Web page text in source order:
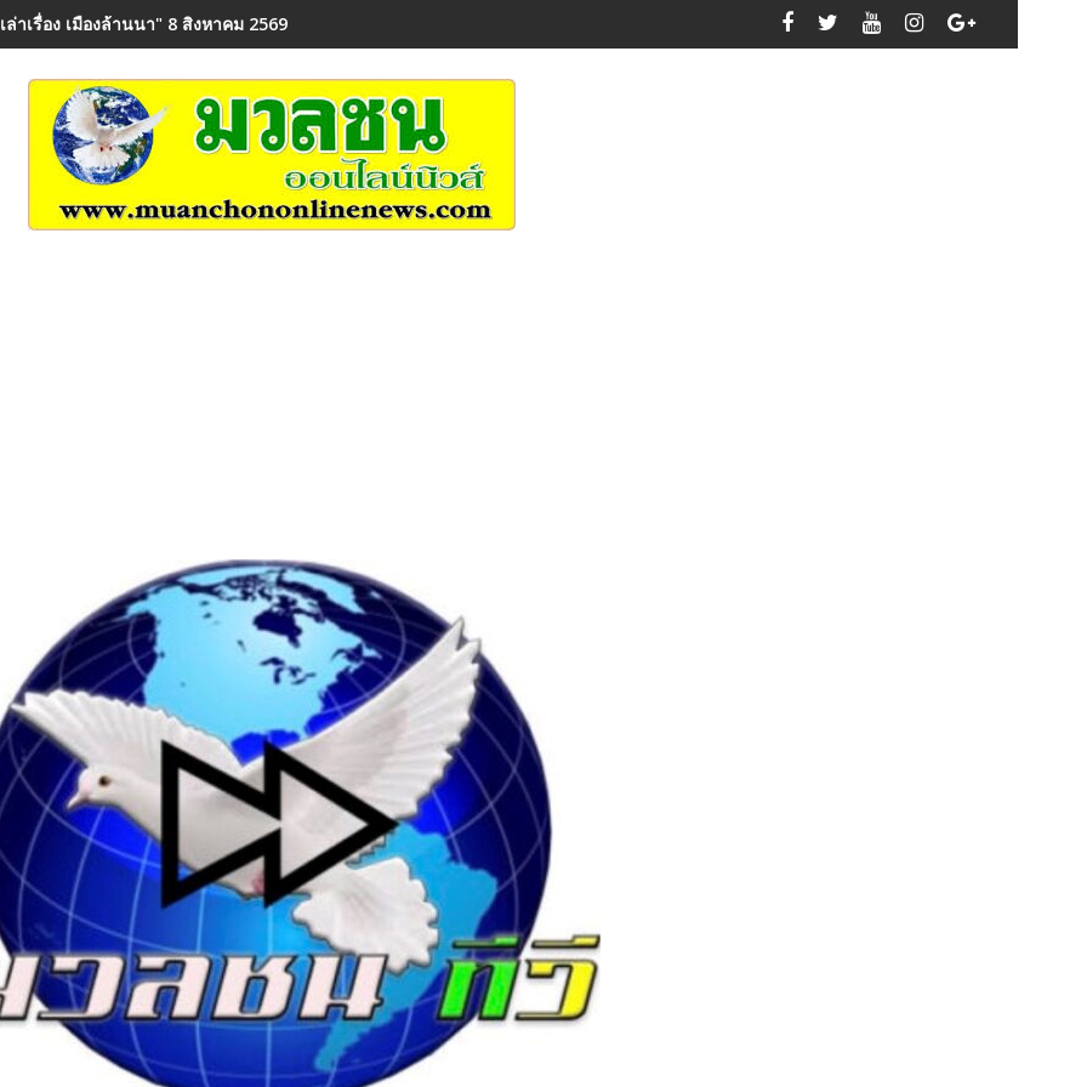
ล่าเรื่อง เมืองล้านนา" 8 สิงหาคม 2569